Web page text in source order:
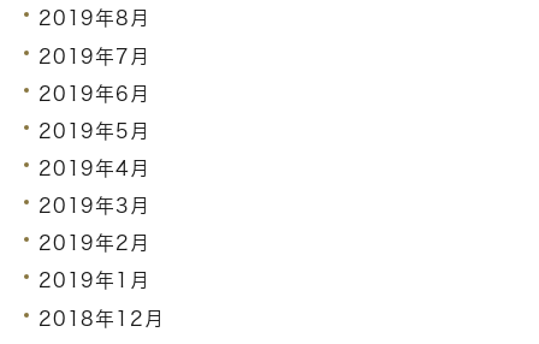
2019年8月
2019年7月
2019年6月
2019年5月
2019年4月
2019年3月
2019年2月
2019年1月
2018年12月